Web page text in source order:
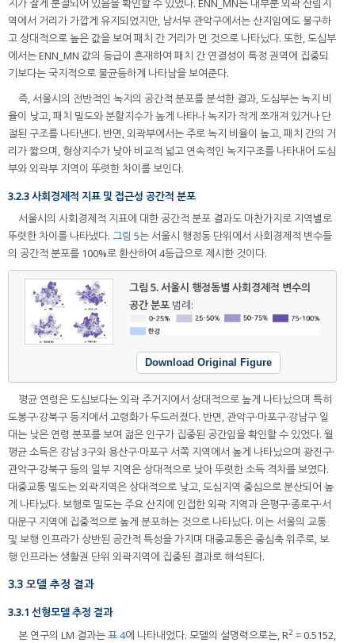
지가 잘게 분절되어 있음을 확인할 수 있었다. ENN_MN는 대부분 외곽 산림지
역에서 거리가 가깝게 유지되었지만, 남서부 관악구에서는 산지임에도 불구하
고 상대적으로 높은 값을 보여 패치 간 거리가 먼 것으로 나타났다. 또한, 도심부
에서는 ENN_MN 값의 등급이 혼재하여 패치 간 연결성이 특정 권역에 집중되
기보다는 국지적으로 불균등하게 나타남을 보여준다.
즉, 서울시의 전반적인 녹지의 공간적 분포를 분석한 결과, 도심부는 녹지 비
율이 낮고, 패치 밀도와 분할지수가 높게 나타나 녹지가 작게 쪼개져 있거나 단
절된 구조를 나타낸다. 반면, 외곽부에서는 주로 녹지 비율이 높고, 패치 간의 거
리가 짧으며, 형상지수가 낮아 비교적 넓고 연속적인 녹지구조를 나타내어 도심
부와 외곽부 지역이 뚜렷한 차이를 보인다.
3.2.3 사회경제적 지표 및 접근성 공간적 분포
서울시의 사회경제적 지표에 대한 공간적 분포 결과도 마찬가지로 지역별로
뚜렷한 차이를 나타냈다. 그림 5는 서울시 행정동 단위에서 사회경제적 변수들
의 공간적 분포를 100%로 환산하여 4등급으로 제시한 것이다.
그림 5.서울시 행정동별 사회경제적 변수의
공간 분포 범례:
Download Original Figure
평균 연령은 도심보다는 외곽 주거지에서 상대적으로 높게 나타났으며 특히
도봉구·강북구 등지에서 고령화가 두드러졌다. 반면, 관악구·마포구·강남구 일
대는 낮은 연령 분포를 보여 젊은 인구가 집중된 공간임을 확인할 수 있었다. 월
평균 소득은 강남 3구와 용산구·마포구 서쪽 지역에서 높게 나타났으며 광진구·
관악구·강북구 등의 일부 지역은 상대적으로 낮아 뚜렷한 소득 격차를 보였다.
대중교통 밀도는 외곽지역은 상대적으로 낮고, 도심지역 중심으로 분산되어 높
게 나타났다. 보행로 밀도는 주요 산지에 인접한 외곽 지역과 은평구·종로구·서
대문구 지역에 집중적으로 높게 분포하는 것으로 나타났다. 이는 서울의 교통
및 보행 인프라가 상반된 공간적 특성을 가지며 대중교통은 중심축 위주로, 보
행 인프라는 생활권 단위 외곽지역에 집중된 결과로 해석된다.
3.3 모델 추정 결과
3.3.1 선형모델 추정 결과
본 연구의 LM 결과는표 4에 나타내었다. 모델의 설명력으로는, R2 = 0.5152,